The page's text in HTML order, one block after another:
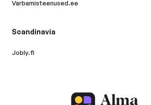
Varbamisteenused.ee
Scandinavia
Jobly.fi